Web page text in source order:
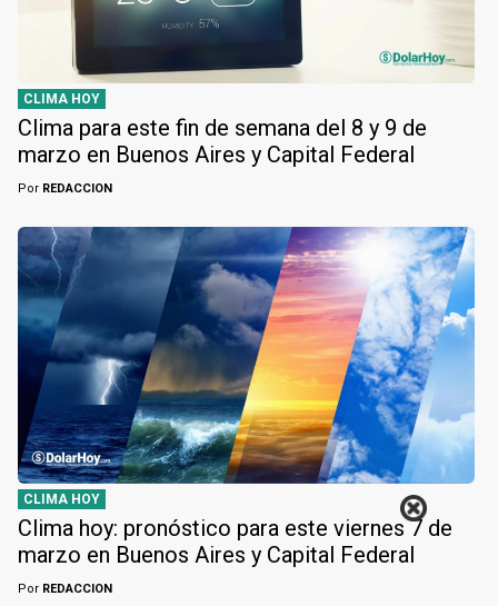
CLIMA HOY
Clima para este fin de semana del 8 y 9 de
marzo en Buenos Aires y Capital Federal
Por REDACCION
CLIMA HOY
Clima hoy: pronóstico para este viernes 7 de
marzo en Buenos Aires y Capital Federal
Por REDACCION